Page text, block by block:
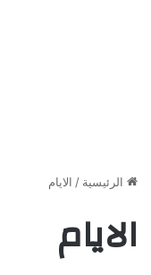
الرئيسية / الايام
الايام